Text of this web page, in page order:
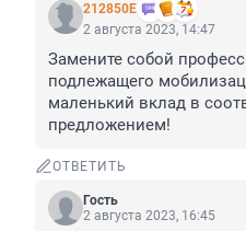
212850Е
2 августа 2023, 14:47
Замените собой
подлежащего
маленький вклад в
предложением!
ОТВЕТИТЬ
Гость
2 августа 2023, 16:45